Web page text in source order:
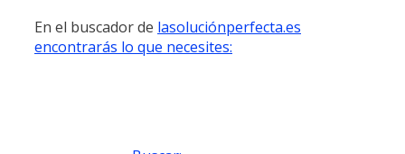
En el buscador de lasoluciónperfecta.es
encontrarás lo que necesites: